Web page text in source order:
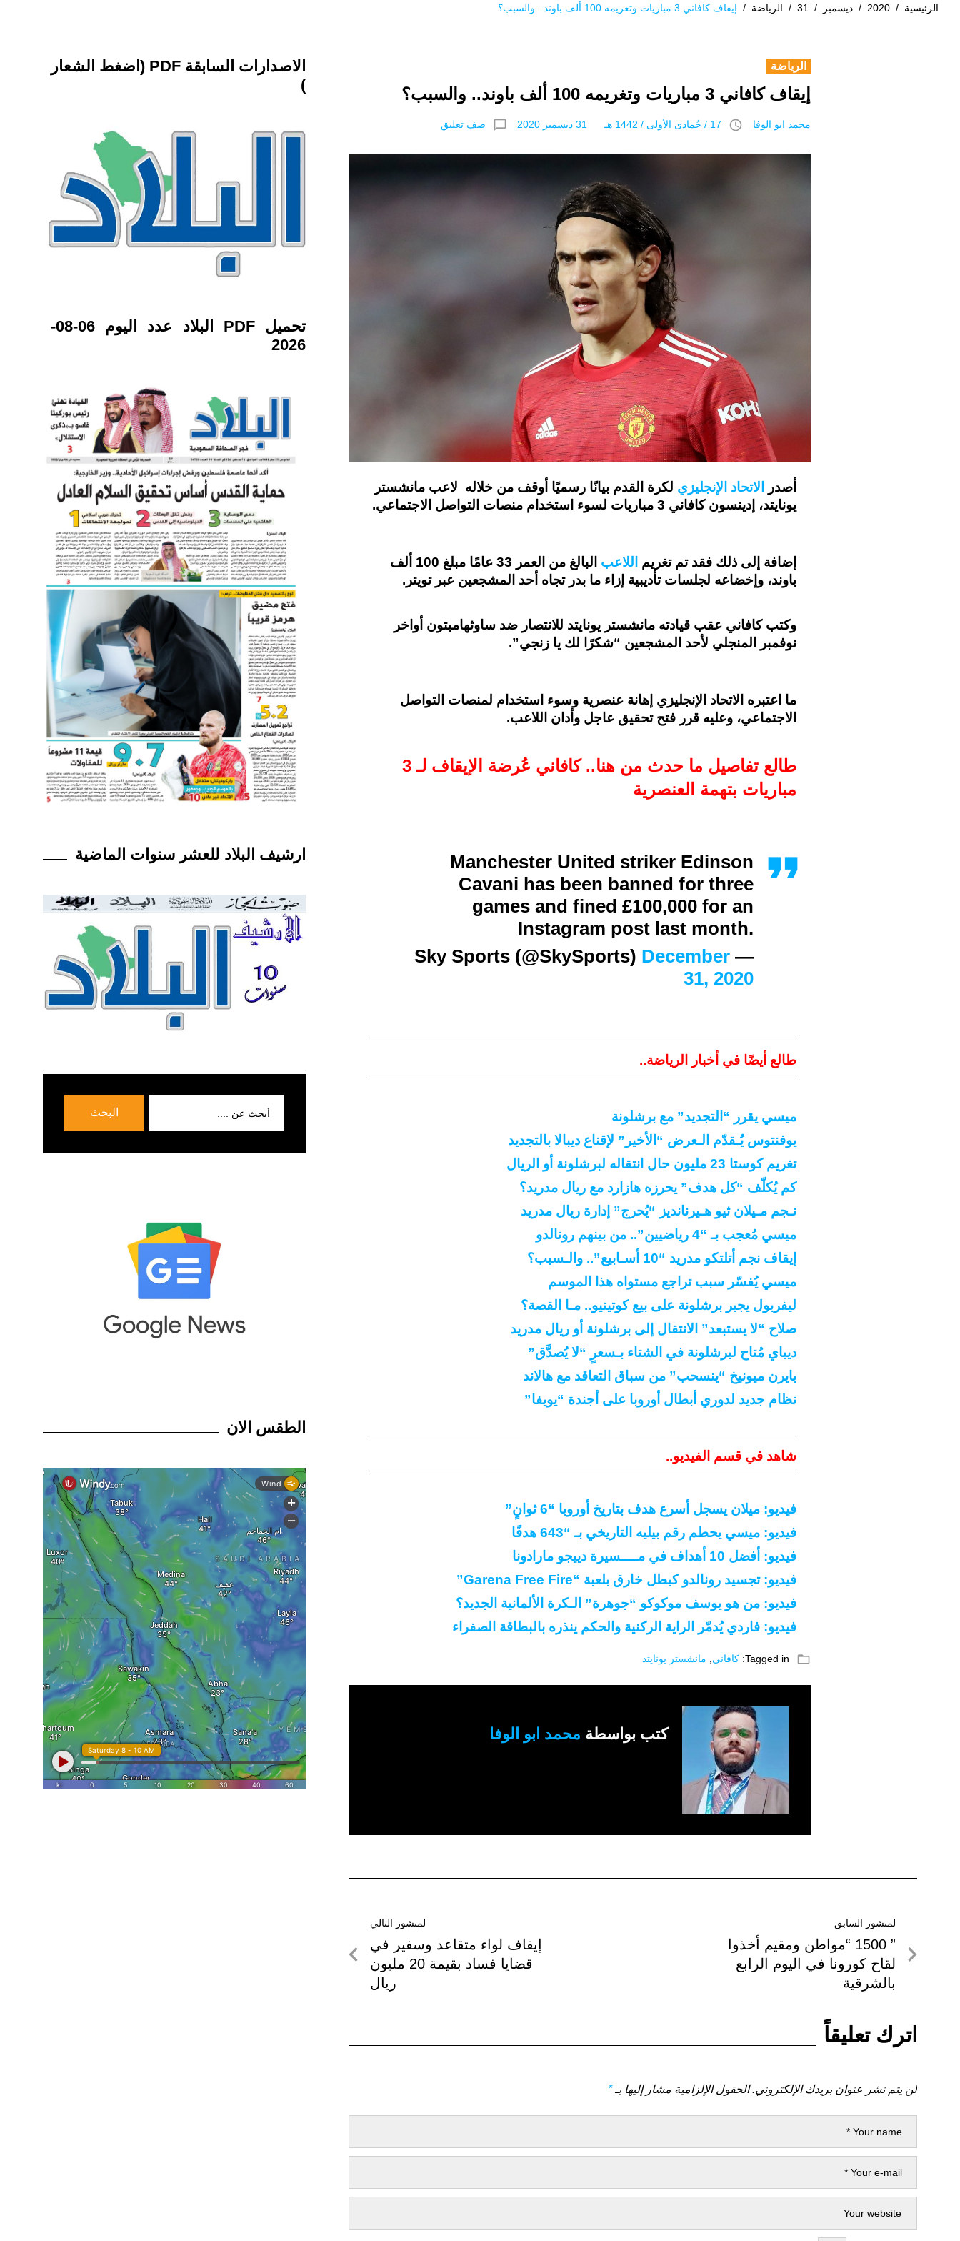
الرئيسية /
2020
/ ديسمبر /
31
/ الرياضة / إيقاف كافاني 3 مباريات وتغريمه 100 ألف باوند.. والسبب؟
الرياضة
إيقاف كافاني 3 مباريات وتغريمه 100 ألف باوند.. والسبب؟
محمد ابو الوفا access_time 17 / جُمادى اﻷولى / 1442 هـ 31 ديسمبر 2020 chat_bubble_outline ضف تعليق
أصدر الاتحاد الإنجليزي لكرة القدم بيانًا رسميًا أوقف من خلاله لاعب مانشستر
يونايتد، إدينسون كافاني 3 مباريات لسوء استخدام منصات التواصل الاجتماعي.
إضافة إلى ذلك فقد تم تغريم اللاعب
البالغ من العمر 33 عامًا مبلغ 100 ألف
باوند، وإخضاعه لجلسات تأديبية إزاء ما بدر تجاه أحد المشجعين عبر تويتر.
وكتب كافاني عقب قيادته مانشستر يونايتد للانتصار ضد ساوثهامبتون أواخر
نوفمبر المنجلي لأحد المشجعين “شكرًا لك يا زنجي”.
ما اعتبره الاتحاد الإنجليزي إهانة عنصرية وسوء استخدام لمنصات التواصل
الاجتماعي، وعليه قرر فتح تحقيق عاجل وأدان اللاعب.
طالع تفاصيل ما حدث من هنا.. كافاني عُرضة الإيقاف لـ 3
مباريات بتهمة العنصرية
Manchester United striker Edinson
Cavani has been banned for three
games and fined £100,000 for an
Instagram post last month.
— Sky Sports (@SkySports)
December
31, 2020
طالع أيضًا في أخبار الرياضة..
ميسي يقرر “التجديد” مع برشلونة
يوفنتوس يُـقدّم الـعرض “الأخير” لإقناع ديبالا بالتجديد
تغريم كوستا 23 مليون حال انتقاله لبرشلونة أو الريال
كم يُكلّف “كل هدف” يحرزه هازارد مع ريال مدريد؟
نـجم مـيلان ثيو هـيرنانديز “يُحرج” إدارة ريال مدريد
ميسي مُعجب بـ “4 رياضيين”.. من بينهم رونالدو
إيقاف نجم أتلتكو مدريد “10 أسـابيع”.. والـسبب؟
ميسي يُفسّر سبب تراجع مستواه هذا الموسم
ليفربول يجبر برشلونة على بيع كوتينيو.. مـا القصة؟
صلاح “لا يستبعد” الانتقال إلى برشلونة أو ريال مدريد
ديباي مُتاح لبرشلونة في الشتاء بـسعرٍ “لا يُصدَّق”
بايرن ميونيخ “ينسحب” من سباق التعاقد مع هالاند
نظام جديد لدوري أبطال أوروبا على أجندة “يويفا”
شاهد في قسم الفيديو..
فيديو: ميلان يسجل أسرع هدف بتاريخ أوروبا “6 ثوانٍ”
فيديو: ميسي يحطم رقم بيليه التاريخي بـ “643 هدفًا
فيديو: أفضل 10 أهداف في مــــسيرة دييجو مارادونا
فيديو: تجسيد رونالدو كبطل خارق بلعبة “Garena Free Fire”
فيديو: من هو يوسف موكوكو “جوهرة” الـكرة الألمانية الجديد؟
فيديو: فاردي يُدمّر الراية الركنية والحكم ينذره بالبطاقة الصفراء
folder_open
Tagged in: كافاني مانشستر يونايتد
كتب بواسطة محمد ابو الوفا
تصفّح
المقالات
لمنشور السابق
لمنشور
السابق
” 1500 “مواطن ومقيم أخذوا
لقاح كورونا في اليوم الرابع
بالشرقية
لمنشور التالي
لمنشور
التالي
إيقاف لواء متقاعد وسفير في
قضايا فساد بقيمة 20 مليون
ريال
اترك تعليقاً
لن يتم نشر عنوان بريدك الإلكتروني. الحقول الإلزامية مشار إليها بـ*
الاصدارات السابقة PDF (اضغط الشعار
)
تحميل PDF البلاد عدد اليوم 06-08-
2026
ارشيف البلاد للعشر سنوات الماضية
البحث
الطقس الان